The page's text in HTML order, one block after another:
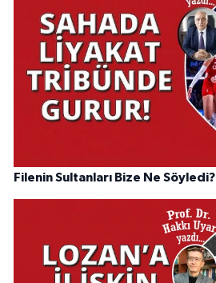
Filenin Sultanları Bize Ne Söyledi?